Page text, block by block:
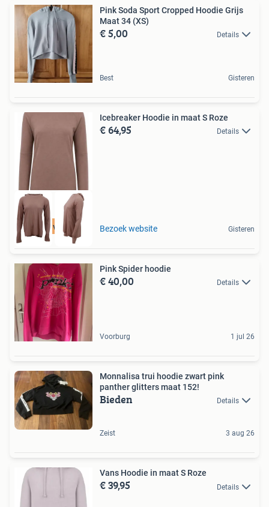
Pink Soda Sport Cropped Hoodie Grijs
Maat 34 (XS)
€ 5,00 Details
Best Gisteren
Tot 75% voordeel
Icebreaker Hoodie in maat S Roze
€ 64,95 Details
Bezoek website Gisteren
Pink Spider hoodie
€ 40,00 Details
Voorburg 1 jul 26
Monnalisa trui hoodie zwart pink
panther glitters maat 152!
Bieden Details
Zeist 3 aug 26
Vans Hoodie in maat S Roze
€ 39,95 Details